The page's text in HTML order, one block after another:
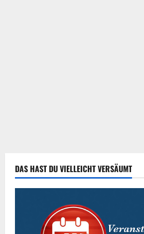
DAS HAST DU VIELLEICHT VERSÄUMT